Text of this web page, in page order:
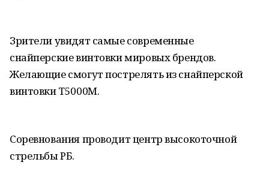
Зрители увидят самые современные
снайперские винтовки мировых брендов.
Желающие смогут пострелять из снайперской
винтовки Т5000М.
Соревнования проводит центр высокоточной
стрельбы РБ.